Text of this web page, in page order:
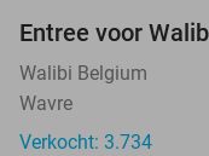
Entree voor
Walibi Belgium
Wavre
Verkocht: 3.734